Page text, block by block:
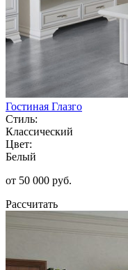
Гостиная Глазго
Стиль:
Классический
Цвет:
Белый
от 50 000 руб.
Рассчитать